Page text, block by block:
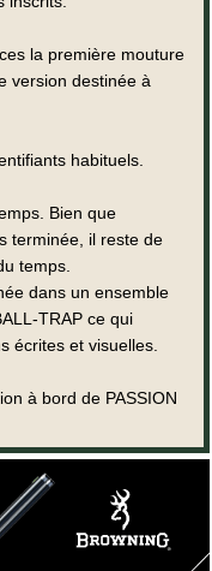
la première mouture
version destinée à
habituels.
Bien que
terminée, il reste de
temps.
dans un ensemble
TRAP ce qui
écrites et visuelles.
à bord de PASSION